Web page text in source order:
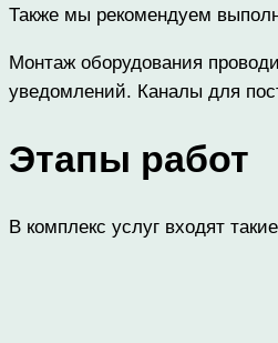
Также мы рекомендуем
Монтаж оборудования
уведомлений. Каналы для
Этапы работ
В комплекс услуг входят